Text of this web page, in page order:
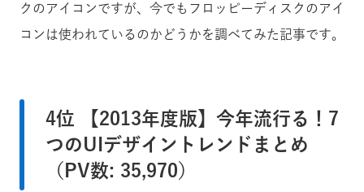
クのアイコンですが、今でもフロッピーディスクのアイ
コンは使われているのかどうかを調べてみた記事です。
4位 【2013年度版】今年流行る！7
つのUIデザイントレンドまとめ
（PV数: 35,970）